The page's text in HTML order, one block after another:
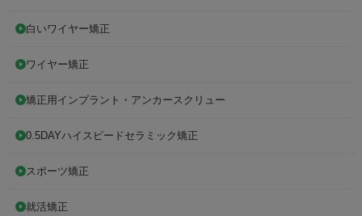
白いワイヤー矯正
ワイヤー矯正
矯正用インプラント・アンカースクリュー
0.5DAYハイスピードセラミック矯正
スポーツ矯正
就活矯正